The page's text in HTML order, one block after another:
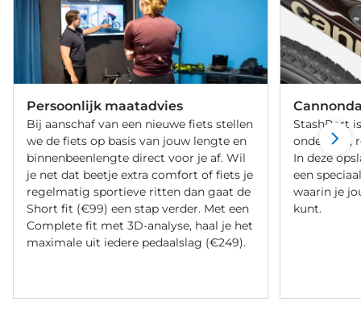
Persoonlijk maatadvies
Bij aanschaf van een nieuwe fiets stellen
we de fiets op basis van jouw lengte en
binnenbeenlengte direct voor je af. Wil
je net dat beetje extra comfort of fiets je
regelmatig sportieve ritten dan gaat de
Short fit (€99) een stap verder. Met een
Complete fit met 3D-analyse, haal je het
maximale uit iedere pedaalslag (€249).
StashPort
onderbuis,
In deze
een
waarin je
kunt.